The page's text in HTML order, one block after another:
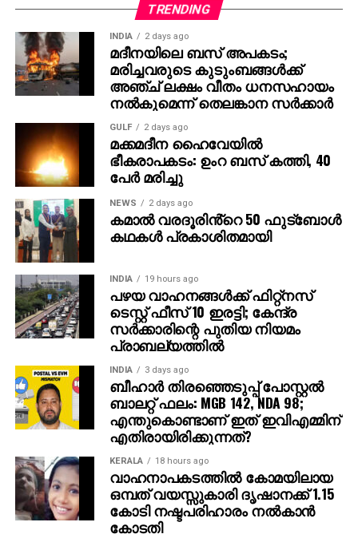
വീട്ടില്‍ വലിയൊരു സംഭവം നടന്നുവെന്ന് പറഞ്ഞ് വിവരം
അറിയിച്ചത് ഫ്രാന്‍സിസ് തന്നെയായിരുന്നു.
കസ്റ്റഡിയില്‍ എടുത്ത് ചോദ്യം ചെയ്തതോടെ സംഭവം
കൊലപാതകമാണെന്ന് പൊലീസിന് വ്യക്തമായി.
തലയ്ക്ക് ആഴത്തില്‍ മുറിവേറ്റ നിലയില്‍ ചോരവാര്‍ന്ന
മൃതദേഹം തുണികൊണ്ട് മൂടിയ നിലയിലാണ്
കണ്ടെത്തിയത്. സംഭവസമയത്ത് ഫ്രാന്‍സിസ്
ലക്കുകെട്ട നിലയിലായിരുന്നുവെന്നും വീട്ടില്‍നിന്ന്
മദ്യക്കുപ്പി കണ്ടെത്തിയതായും പൊലീസ് അറിയിച്ചു.
TRENDING
INDIA 2 days ago
മദീനയിലെ ബസ് അപകടം;
മരിച്ചവരുടെ കുടുംബങ്ങള്‍ക്ക്
അഞ്ച് ലക്ഷം വീതം ധനസഹായം
നല്‍കുമെന്ന് തെലങ്കാന സര്‍ക്കാര്‍
GULF 2 days ago
മക്കമദീന ഹൈവേയില്‍
ഭീകരാപകടം: ഉംറ ബസ് കത്തി, 40
പേര്‍ മരിച്ചു
NEWS 2 days ago
കമാൽ വരദൂരിൻ്റെ 50 ഫുട്ബോൾ
കഥകൾ പ്രകാശിതമായി
INDIA 19 hours ago
പഴയ വാഹനങ്ങള്‍ക്ക് ഫിറ്റ്‌നസ്
ടെസ്റ്റ് ഫീസ് 10 ഇരട്ടി; കേന്ദ്ര
സര്‍ക്കാരിന്റെ പുതിയ നിയമം
പ്രാബല്യത്തില്‍
INDIA 3 days ago
ബീഹാർ തിരഞ്ഞെടുപ്പ് പോസ്റ്റൽ
ബാലറ്റ് ഫലം: MGB 142, NDA 98;
എന്തുകൊണ്ടാണ് ഇത് ഇവിഎമ്മിന്
എതിരായിരിക്കുന്നത്?
KERALA 18 hours ago
വാഹനാപകടത്തില്‍ കോമയിലായ
ഒമ്പത് വയസ്സുകാരി ദൃഷാനക്ക് 1.15
കോടി നഷ്ടപരിഹാരം നല്‍കാന്‍
കോടതി